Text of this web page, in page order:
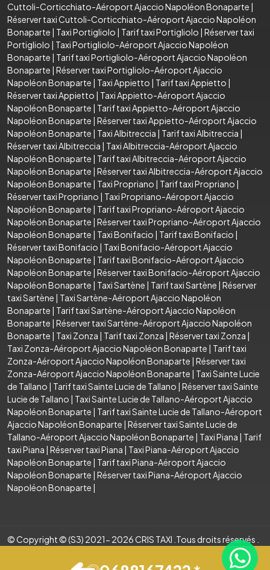
Cuttoli-Corticchiato-Aéroport Ajaccio Napoléon Bonaparte |
Réserver taxi Cuttoli-Corticchiato-Aéroport Ajaccio Napoléon
Bonaparte | Taxi Portigliolo | Tarif taxi Portigliolo | Réserver taxi
Portigliolo | Taxi Portigliolo-Aéroport Ajaccio Napoléon
Bonaparte | Tarif taxi Portigliolo-Aéroport Ajaccio Napoléon
Bonaparte | Réserver taxi Portigliolo-Aéroport Ajaccio
Napoléon Bonaparte | Taxi Appietto | Tarif taxi Appietto |
Réserver taxi Appietto | Taxi Appietto-Aéroport Ajaccio
Napoléon Bonaparte | Tarif taxi Appietto-Aéroport Ajaccio
Napoléon Bonaparte | Réserver taxi Appietto-Aéroport Ajaccio
Napoléon Bonaparte | Taxi Albitreccia | Tarif taxi Albitreccia |
Réserver taxi Albitreccia | Taxi Albitreccia-Aéroport Ajaccio
Napoléon Bonaparte | Tarif taxi Albitreccia-Aéroport Ajaccio
Napoléon Bonaparte | Réserver taxi Albitreccia-Aéroport Ajaccio
Napoléon Bonaparte | Taxi Propriano | Tarif taxi Propriano |
Réserver taxi Propriano | Taxi Propriano-Aéroport Ajaccio
Napoléon Bonaparte | Tarif taxi Propriano-Aéroport Ajaccio
Napoléon Bonaparte | Réserver taxi Propriano-Aéroport Ajaccio
Napoléon Bonaparte | Taxi Bonifacio | Tarif taxi Bonifacio |
Réserver taxi Bonifacio | Taxi Bonifacio-Aéroport Ajaccio
Napoléon Bonaparte | Tarif taxi Bonifacio-Aéroport Ajaccio
Napoléon Bonaparte | Réserver taxi Bonifacio-Aéroport Ajaccio
Napoléon Bonaparte | Taxi Sartène | Tarif taxi Sartène | Réserver
taxi Sartène | Taxi Sartène-Aéroport Ajaccio Napoléon
Bonaparte | Tarif taxi Sartène-Aéroport Ajaccio Napoléon
Bonaparte | Réserver taxi Sartène-Aéroport Ajaccio Napoléon
Bonaparte | Taxi Zonza | Tarif taxi Zonza | Réserver taxi Zonza |
Taxi Zonza-Aéroport Ajaccio Napoléon Bonaparte | Tarif taxi
Zonza-Aéroport Ajaccio Napoléon Bonaparte | Réserver taxi
Zonza-Aéroport Ajaccio Napoléon Bonaparte | Taxi Sainte Lucie
de Tallano | Tarif taxi Sainte Lucie de Tallano | Réserver taxi Sainte
Lucie de Tallano | Taxi Sainte Lucie de Tallano-Aéroport Ajaccio
Napoléon Bonaparte | Tarif taxi Sainte Lucie de Tallano-Aéroport
Ajaccio Napoléon Bonaparte | Réserver taxi Sainte Lucie de
Tallano-Aéroport Ajaccio Napoléon Bonaparte | Taxi Piana | Tarif
taxi Piana | Réserver taxi Piana | Taxi Piana-Aéroport Ajaccio
Napoléon Bonaparte | Tarif taxi Piana-Aéroport Ajaccio
Napoléon Bonaparte | Réserver taxi Piana-Aéroport Ajaccio
Napoléon Bonaparte |
© Copyright © (S3) 2021- 2026 CRIS TAXI .Tous droits réservés .